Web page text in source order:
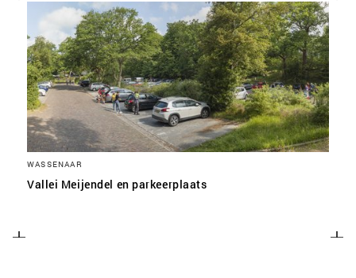
WASSENAAR
Vallei Meijendel en parkeerplaats